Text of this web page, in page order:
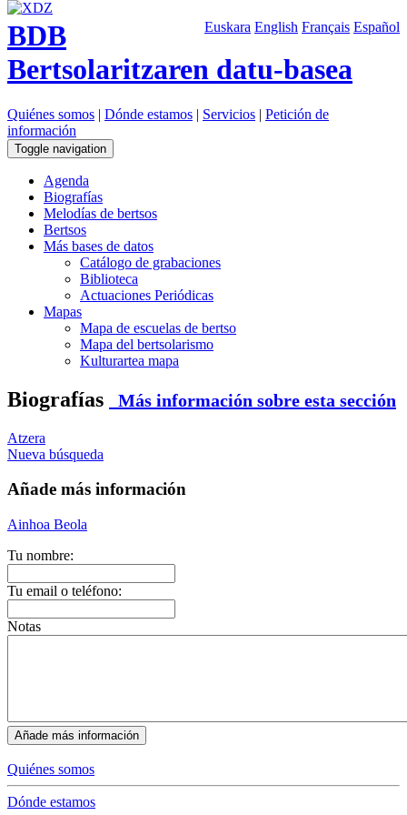
Euskara English Français Español
BDB
Bertsolaritzaren datu-basea
Quiénes somos | Dónde estamos | Servicios | Petición de
información
Toggle navigation
Agenda
Biografías
Melodías de bertsos
Bertsos
Más bases de datos
Catálogo de grabaciones
Biblioteca
Actuaciones Periódicas
Mapas
Mapa de escuelas de bertso
Mapa del bertsolarismo
Kulturartea mapa
Biografías Más información sobre esta sección
Atzera
Nueva búsqueda
Añade más información
Ainhoa Beola
Tu nombre:
Tu email o teléfono:
Notas
Quiénes somos
Dónde estamos